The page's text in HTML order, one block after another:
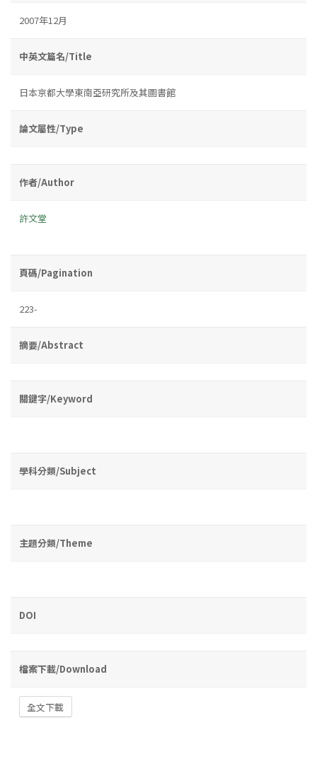
2007年12月
中英文篇名/Title
日本京都大學東南亞研究所及其圖書館
論文屬性/Type
作者/Author
許文堂
頁碼/Pagination
223-
摘要/Abstract
關鍵字/Keyword
學科分類/Subject
主題分類/Theme
DOI
檔案下載/Download
全文下載